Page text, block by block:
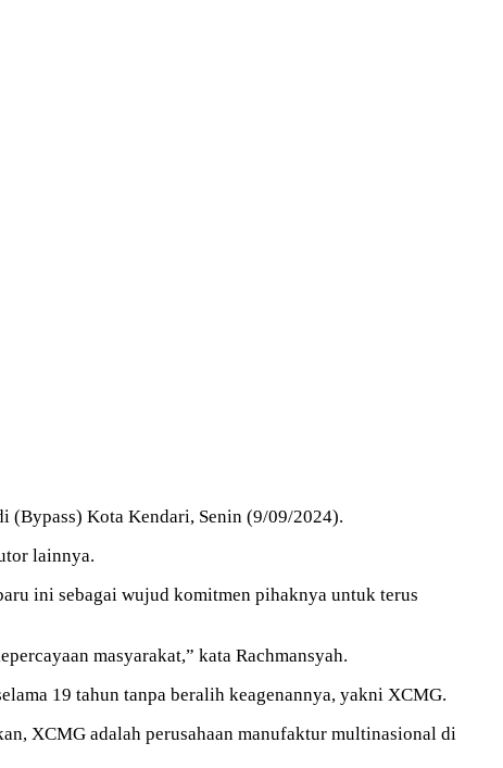
(Bypass) Kota Kendari, Senin (9/09/2024).
lainnya.
ini sebagai wujud komitmen pihaknya untuk terus
masyarakat,” kata Rachmansyah.
19 tahun tanpa beralih keagenannya, yakni XCMG.
XCMG adalah perusahaan manufaktur multinasional di